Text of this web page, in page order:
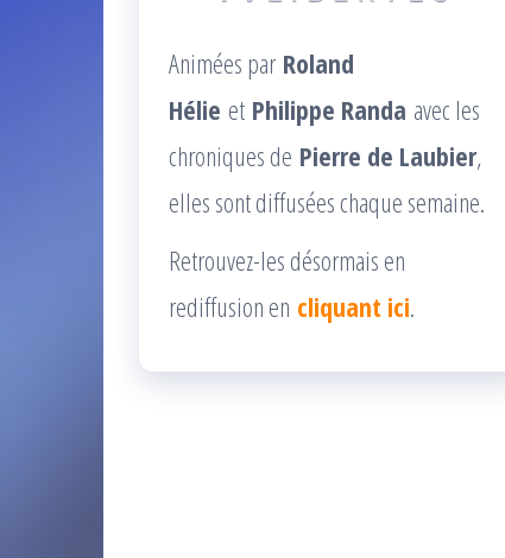
Animées par Roland
Hélie et Philippe Randa avec les
chroniques de Pierre de Laubier,
elles sont diffusées chaque semaine.
Retrouvez-les désormais en
rediffusion en cliquant ici.